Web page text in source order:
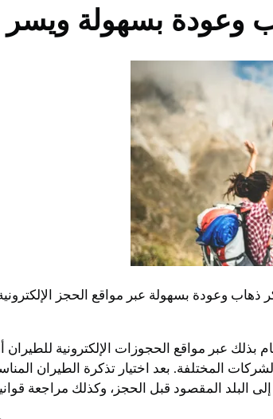
وعودة بسهولة ويسر
وعودة بسهولة عبر مواقع الحجز
بذلك عبر مواقع الحجوزات الإلكترونية
الشركات المختلفة. بعد اختيار تذكرة
البلد المقصود قبل الحجز، وكذلك مراجعة